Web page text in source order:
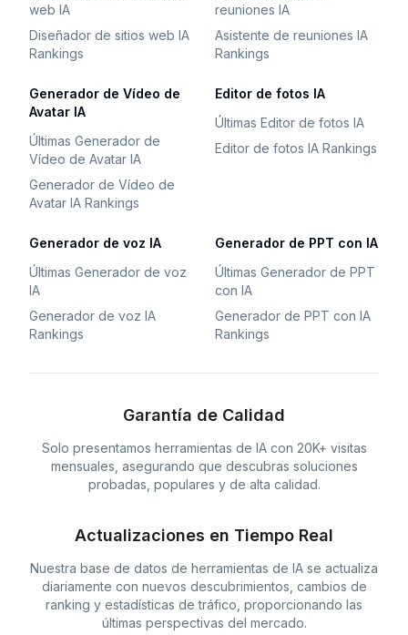
web IA
Diseñador de sitios web IA
Rankings
reuniones IA
Asistente de reuniones IA
Rankings
Generador de Vídeo de
Avatar IA
Últimas Generador de
Vídeo de Avatar IA
Generador de Vídeo de
Avatar IA Rankings
Editor de fotos IA
Últimas Editor de fotos IA
Editor de fotos IA Rankings
Generador de voz IA
Últimas Generador de voz
IA
Generador de voz IA
Rankings
Generador de PPT con IA
Últimas Generador de PPT
con IA
Generador de PPT con IA
Rankings
Garantía de Calidad
Solo presentamos herramientas de IA con 20K+ visitas
mensuales, asegurando que descubras soluciones
probadas, populares y de alta calidad.
Actualizaciones en Tiempo Real
Nuestra base de datos de herramientas de IA se actualiza
diariamente con nuevos descubrimientos, cambios de
ranking y estadísticas de tráfico, proporcionando las
últimas perspectivas del mercado.